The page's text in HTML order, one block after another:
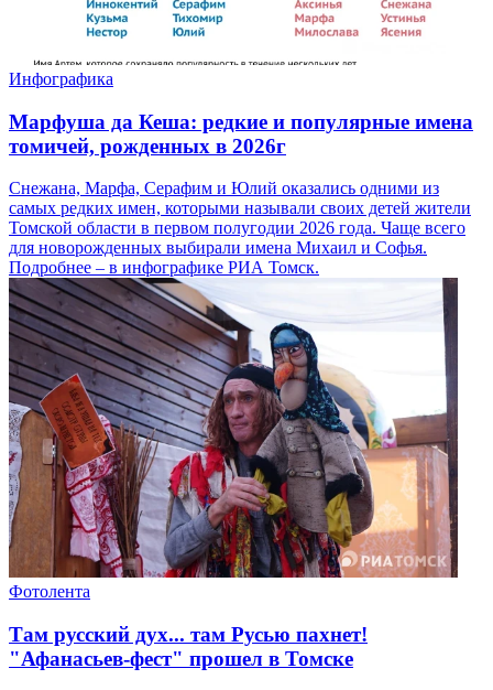
Инфографика
Марфуша да Кеша: редкие и популярные имена
томичей, рожденных в 2026г
Снежана, Марфа, Серафим и Юлий оказались одними из
самых редких имен, которыми называли своих детей жители
Томской области в первом полугодии 2026 года. Чаще всего
для новорожденных выбирали имена Михаил и Софья.
Подробнее – в инфографике РИА Томск.
Фотолента
Там русский дух... там Русью пахнет!
"Афанасьев-фест" прошел в Томске